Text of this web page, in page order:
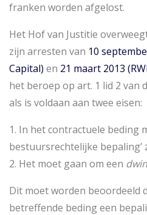
franken worden afgelost.
Het Hof van Justitie
zijn arresten van 10
Capital) en 21 maart 2013
het beroep op art. 1 lid 2 van
als is voldaan aan twee eisen:
1. In het contractuele beding
bestuursrechtelijke bepaling’
2. Het moet gaan om een
Dit moet worden beoordeeld
betreffende beding een